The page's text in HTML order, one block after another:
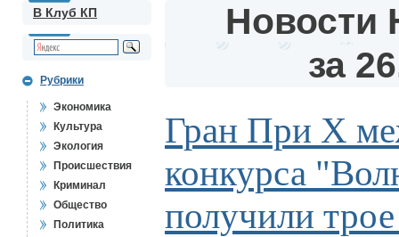
В Клуб КП
Рубрики
Экономика
Культура
Экология
Происшествия
Криминал
Общество
Политика
Новости
за
Гран При X
конкурса
получили